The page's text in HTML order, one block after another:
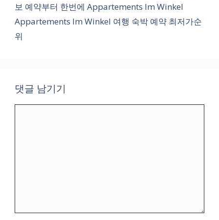
보 예약부터 한번에 Appartements Im Winkel
Appartements Im Winkel 여행 숙박 예약 최저가순
위
댓글 남기기